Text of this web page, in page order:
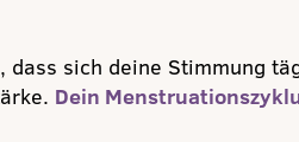
dass sich deine Stimmung
Dein